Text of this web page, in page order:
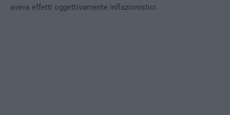
aveva effetti oggettivamente inflazionistici.